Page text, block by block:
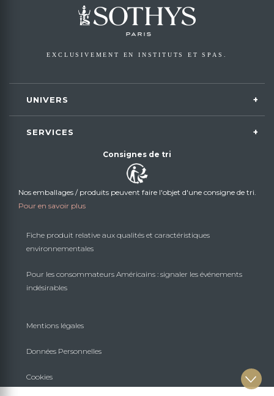
EXCLUSIVEMENT EN INSTITUTS ET SPAS.
UNIVERS
SERVICES
Consignes de tri
Nos emballages / produits peuvent faire l'objet d'une consigne de tri.
Pour en savoir plus
Fiche produit relative aux qualités et caractéristiques
environnementales
Pour les consommateurs Américains : signaler les événements
indésirables
Mentions légales
Données Personnelles
Cookies